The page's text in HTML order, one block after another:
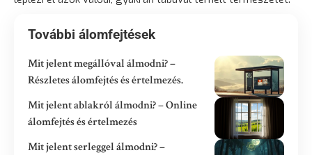
További álomfejtések
Mit jelent megállóval álmodni? –
Részletes álomfejtés és értelmezés.
Mit jelent ablakról álmodni? – Online
álomfejtés és értelmezés
Mit jelent serleggel álmodni? –